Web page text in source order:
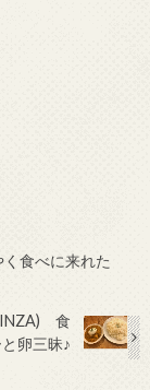
食べに来れた
食
卵三昧♪